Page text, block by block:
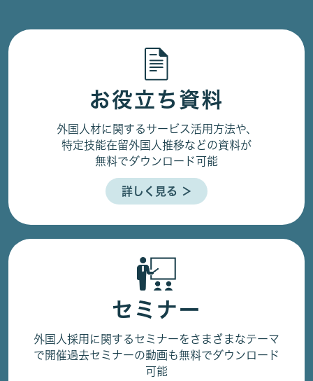
お役立ち資料
外国人材に関するサービス活用方法や、
特定技能在留外国人推移などの資料が
無料でダウンロード可能
詳しく見る ＞
セミナー
外国人採用に関するセミナーをさまざまなテーマ
で開催過去セミナーの動画も無料でダウンロード
可能